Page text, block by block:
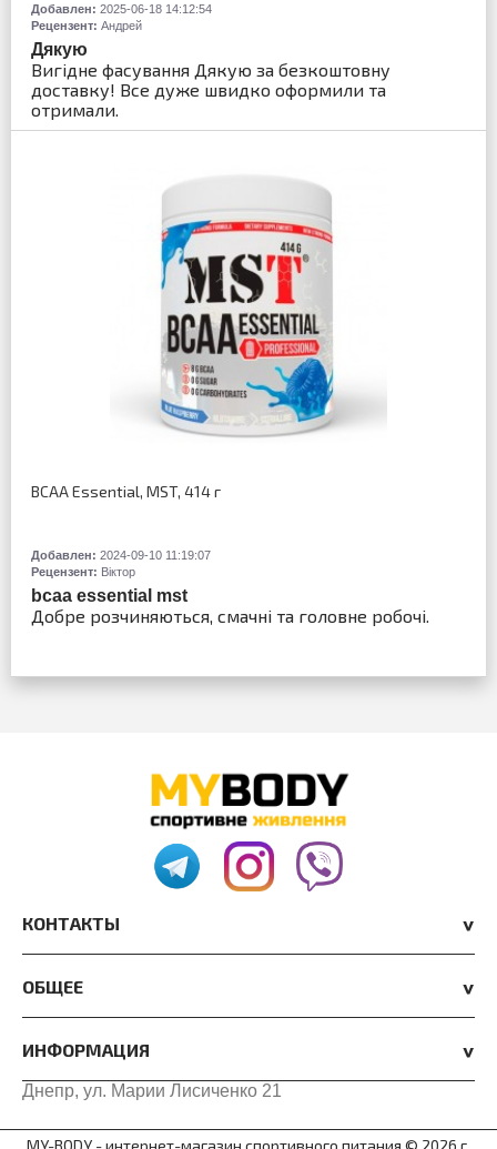
Добавлен: 2025-06-18 14:12:54
Рецензент: Андрей
Дякую
Вигідне фасування Дякую за безкоштовну
доставку! Все дуже швидко оформили та
отримали.
BCAA Essential, MST, 414 г
Добавлен: 2024-09-10 11:19:07
Рецензент: Віктор
bcaa essential mst
Добре розчиняються, смачні та головне робочі.
КОНТАКТЫ
ОБЩЕЕ
ИНФОРМАЦИЯ
Днепр, ул. Марии Лисиченко 21
MY-BODY - интернет-магазин спортивного питания © 2026 г.